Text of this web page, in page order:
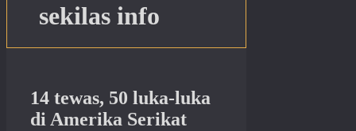
sekilas info
14 tewas, 50 luka-luka
di Amerika Serikat